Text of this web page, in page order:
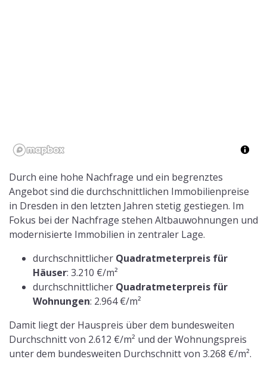
Durch eine hohe Nachfrage und ein begrenztes
Angebot sind die durchschnittlichen Immobilienpreise
in Dresden in den letzten Jahren stetig gestiegen. Im
Fokus bei der Nachfrage stehen Altbauwohnungen und
modernisierte Immobilien in zentraler Lage.
durchschnittlicher Quadratmeterpreis für
Häuser: 3.210 €/m²
durchschnittlicher Quadratmeterpreis für
Wohnungen: 2.964 €/m²
Damit liegt der Hauspreis über dem bundesweiten
Durchschnitt von 2.612 €/m² und der Wohnungspreis
unter dem bundesweiten Durchschnitt von 3.268 €/m².